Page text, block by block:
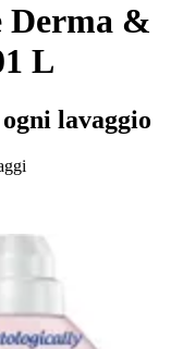
Derma &
L
lavaggio